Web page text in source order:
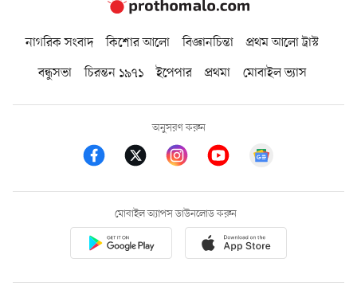
নাগরিক সংবাদ কিশোর আলো বিজ্ঞানচিন্তা
প্রথম আলো ট্রাস্ট
বন্ধুসভা
চিরন্তন ১৯৭১ ইপেপার প্রথমা মোবাইল ভ্যাস
অনুসরণ করুন
মোবাইল অ্যাপস ডাউনলোড করুন